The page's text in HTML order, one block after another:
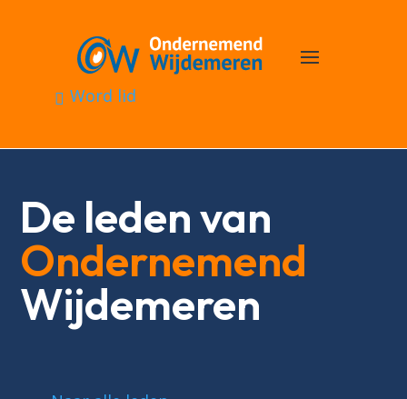
Word lid
De leden van
Ondernemend
Wijdemeren